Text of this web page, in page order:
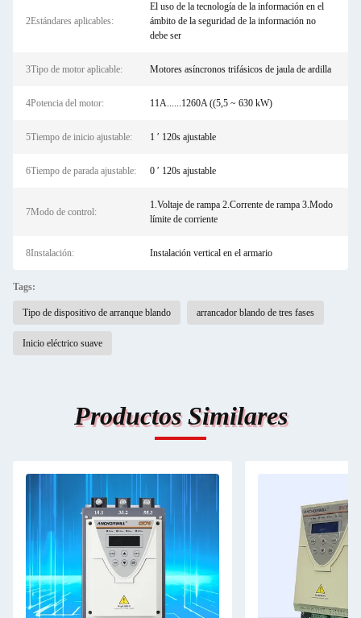
2Estándares aplicables:
El uso de la tecnología de la información en el
ámbito de la seguridad de la información no
debe ser
3Tipo de motor aplicable: Motores asíncronos trifásicos de jaula de ardilla
4Potencia del motor: 11A......1260A ((5,5 ~ 630 kW)
5Tiempo de inicio ajustable: 1 ′ 120s ajustable
6Tiempo de parada ajustable: 0 ′ 120s ajustable
7Modo de control:
1.Voltaje de rampa 2.Corrente de rampa 3.Modo
límite de corriente
8Instalación: Instalación vertical en el armario
Tags:
Tipo de dispositivo de arranque blando arrancador blando de tres fases
Inicio eléctrico suave
Productos Similares